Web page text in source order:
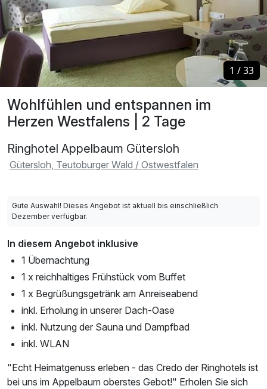
Wohlfühlen und entspannen im
Herzen Westfalens | 2 Tage
Ringhotel Appelbaum Gütersloh
Gütersloh, Teutoburger Wald / Ostwestfalen
1 /33
1 /33
Gute Auswahl! Dieses Angebot ist aktuell bis einschließlich
Dezember verfügbar.
In diesem Angebot inklusive
1 Übernachtung
1 x reichhaltiges Frühstück vom Buffet
1 x Begrüßungsgetränk am Anreiseabend
inkl. Erholung in unserer Dach-Oase
inkl. Nutzung der Sauna und Dampfbad
inkl. WLAN
"Echt Heimatgenuss erleben - das Credo der Ringhotels ist
bei uns im Appelbaum oberstes Gebot!" Erholen Sie sich